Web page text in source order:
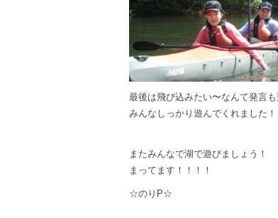
最後は飛び込みたい〜なんて発言
みんなしっかり遊んでくれました！
またみんなで湖で遊びましょう！
まってます！！！！
☆のりP☆